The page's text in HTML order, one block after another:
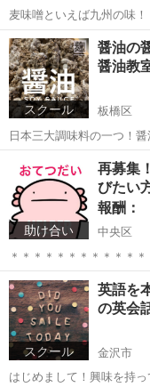
麦味噌といえば九州の味！ 米麹から味噌、日本酒と醸せるように、麦
麹から麦味噌、焼酎になる日本食文化！ そ
室！ 麦麹も米麹も購入できるけども、やっぱり自分で作りたい、作り
方を知りたい！ ...
東京 台東区 生活
スクール
醤油の
醤油教
板橋区
日本三大調味料の一つ！醤油！ 醤油は大豆、小麦、塩、から
日本を代表する調味料。
油蔵でしか作られていなくなりました。 醤
塩と水を混ぜて待つだけ...
板橋区 生活
助け合い
再募集
びたい
報酬：
中央区
＊＊＊＊＊＊＊＊＊＊＊
＊＊＊＊＊＊＊＊ 山菜を育てながら学ぶ特別な時間 山菜教室で育てて
いる山菜畑のお手伝いをして
な環境...
東京 中央区 手伝
スクール
英語を
の英会
金沢市
はじめまして！興味を持